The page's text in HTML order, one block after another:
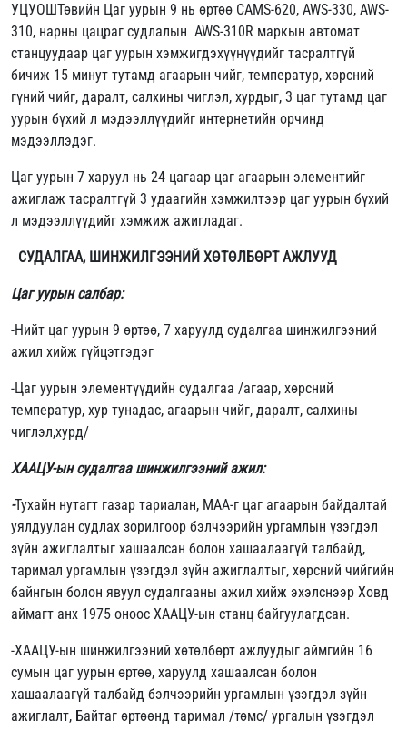
УЦУОШТөвийн Цаг уурын 9 нь өртөө CAMS-620, AWS-330, AWS-
310, нарны цацраг судлалын AWS-310R маркын автомат
станцуудаар цаг уурын хэмжигдэхүүнүүдийг тасралтгүй
бичиж 15 минут тутамд агаарын чийг, температур, хөрсний
гүний чийг, даралт, салхины чиглэл, хурдыг, 3 цаг тутамд цаг
уурын бүхий л мэдээллүүдийг интернетийн орчинд
мэдээллэдэг.
Цаг уурын 7 харуул нь 24 цагаар цаг агаарын элементийг
ажиглаж тасралтгүй 3 удаагийн хэмжилтээр цаг уурын бүхий
л мэдээллүүдийг хэмжиж ажигладаг.
СУДАЛГАА, ШИНЖИЛГЭЭНИЙ ХӨТӨЛБӨРТ АЖЛУУД
Цаг уурын салбар:
-Нийт цаг уурын 9 өртөө, 7 харуулд судалгаа шинжилгээний
ажил хийж гүйцэтгэдэг
-Цаг уурын элементүүдийн судалгаа /агаар, хөрсний
температур, хур тунадас, агаарын чийг, даралт, салхины
чиглэл,хурд/
ХААЦУ-ын судалгаа шинжилгээний ажил:
-Тухайн нутагт газар тариалан, МАА-г цаг агаарын байдалтай
уялдуулан судлах зорилгоор бэлчээрийн ургамлын үзэгдэл
зүйн ажиглалтыг хашаалсан болон хашаалаагүй талбайд,
таримал ургамлын үзэгдэл зүйн ажиглалтыг, хөрсний чийгийн
байнгын болон явуул судалгааны ажил хийж эхэлснээр Ховд
аймагт анх 1975 оноос ХААЦУ-ын станц байгуулагдсан.
-ХААЦУ-ын шинжилгээний хөтөлбөрт ажлуудыг аймгийн 16
сумын цаг уурын өртөө, харуулд хашаалсан болон
хашаалаагүй талбайд бэлчээрийн ургамлын үзэгдэл зүйн
ажиглалт, Байтаг өртөөнд таримал /төмс/ ургалын үзэгдэл